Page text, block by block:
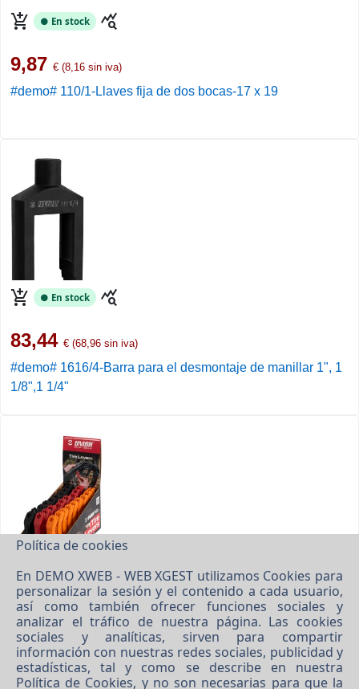
add_shopping_cart ● En stock query_stats
9,87 € (8,16 sin iva)
#demo# 110/1-Llaves fija de dos bocas-17 x 19
add_shopping_cart ● En stock query_stats
83,44 € (68,96 sin iva)
#demo# 1616/4-Barra para el desmontaje de manillar 1", 1
1/8",1 1/4"
add_shopping_cart ● En stock query_stats
108,08€ (89,32 sin iva)
#demo# 1657ST-US-Juego de palancas para descontar
neumáticos en una caja, 27 pares
Política de cookies
En DEMO XWEB - WEB XGEST utilizamos Cookies para
personalizar la sesión y el contenido a cada usuario,
así como también ofrecer funciones sociales y
analizar el tráfico de nuestra página. Las cookies
sociales y analíticas, sirven para compartir
información con nuestras redes sociales, publicidad y
estadísticas, tal y como se describe en nuestra
Política de Cookies, y no son necesarias para que la